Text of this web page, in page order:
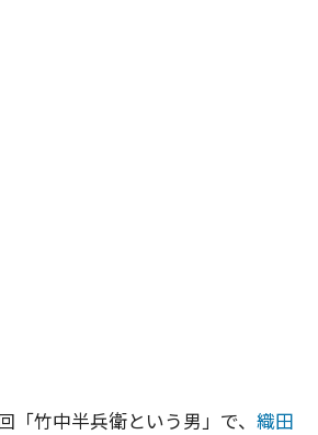
「竹中半兵衛という男」で、 織田